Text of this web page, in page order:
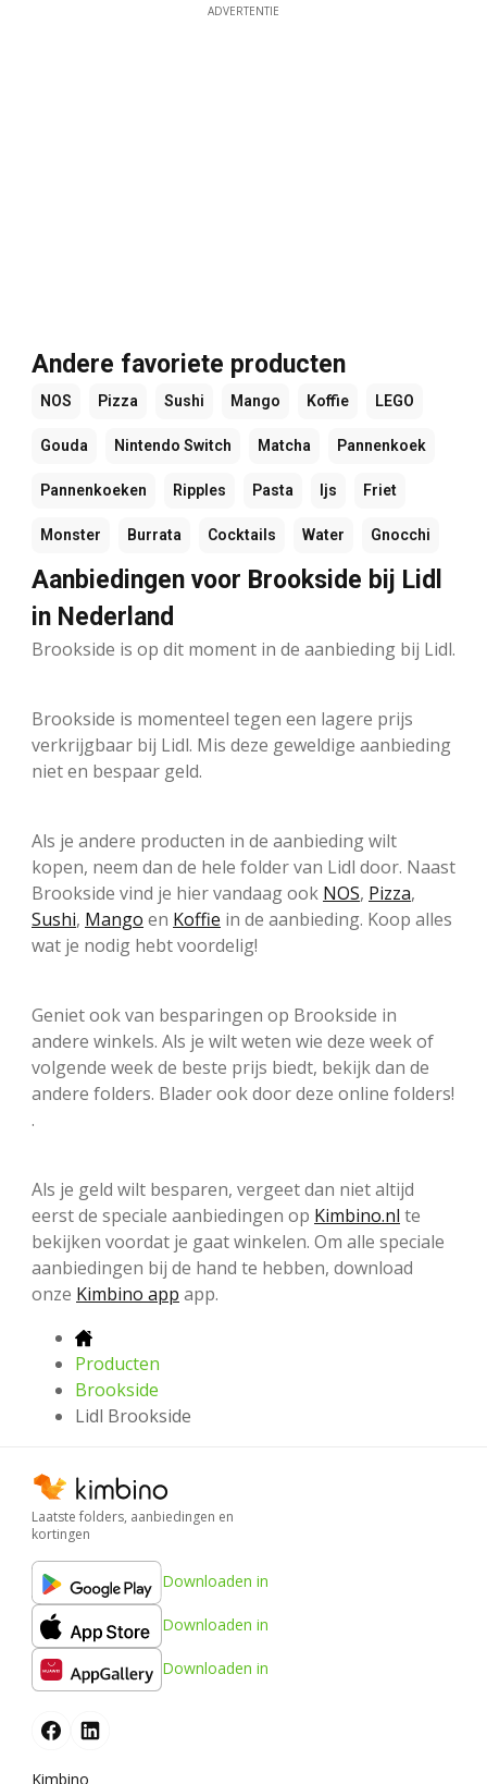
ADVERTENTIE
Andere favoriete producten
NOS Pizza Sushi Mango Koffie LEGO
Gouda Nintendo Switch Matcha Pannenkoek
Pannenkoeken Ripples Pasta Ijs Friet
Monster Burrata Cocktails Water Gnocchi
Aanbiedingen voor Brookside bij Lidl
in Nederland
Brookside is op dit moment in de aanbieding bij Lidl.
Brookside is momenteel tegen een lagere prijs
verkrijgbaar bij Lidl. Mis deze geweldige aanbieding
niet en bespaar geld.
Als je andere producten in de aanbieding wilt
kopen, neem dan de hele folder van Lidl door. Naast
Brookside vind je hier vandaag ook NOS, Pizza,
Sushi, Mango en Koffie in de aanbieding. Koop alles
wat je nodig hebt voordelig!
Geniet ook van besparingen op Brookside in
andere winkels. Als je wilt weten wie deze week of
volgende week de beste prijs biedt, bekijk dan de
andere folders. Blader ook door deze online folders!
.
Als je geld wilt besparen, vergeet dan niet altijd
eerst de speciale aanbiedingen op Kimbino.nl te
bekijken voordat je gaat winkelen. Om alle speciale
aanbiedingen bij de hand te hebben, download
onze Kimbino app app.
Producten
Brookside
Lidl Brookside
Laatste folders, aanbiedingen en
kortingen
Downloaden in
Downloaden in
Downloaden in
Kimbino